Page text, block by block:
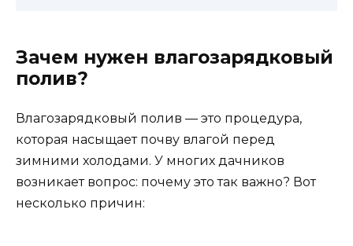
Зачем нужен влагозарядковый
полив?
Влагозарядковый полив — это процедура,
которая насыщает почву влагой перед
зимними холодами. У многих дачников
возникает вопрос: почему это так важно? Вот
несколько причин: